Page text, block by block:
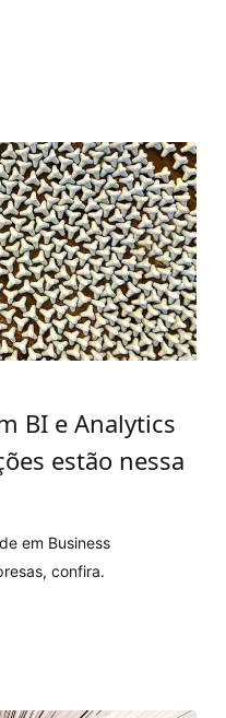
BI e Analytics
estão nessa
em Business
confira.